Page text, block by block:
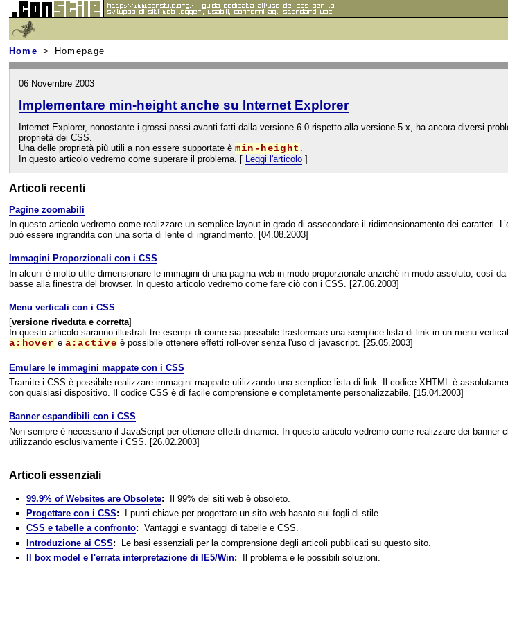
Home > Homepage
06 Novembre 2003
Implementare min-height anche su Internet Explorer
Internet Explorer, nonostante i grossi passi avanti fatti dalla versione 6.0 rispetto alla versione 5.x, ha ancora diversi
proprietà dei CSS.
Una delle proprietà più utili a non essere supportate è min-height
In questo articolo vedremo come superare il problema. [ Leggi l'articolo]
Articoli recenti
Pagine zoomabili
In questo articolo vedremo come realizzare un semplice layout in grado di assecondare il ridimensionamento dei caratteri.
può essere ingrandita con una sorta di lente di ingrandimento. [04.08.2003]
Immagini Proporzionali con i CSS
In alcuni è molto utile dimensionare le immagini di una pagina web in modo proporzionale anziché in modo assoluto, così
basse alla finestra del browser. In questo articolo vedremo come fare ciò con i CSS. [27.06.2003]
Menu verticali con i CSS
[versione riveduta e corretta]
In questo articolo saranno illustrati tre esempi di come sia possibile trasformare una semplice lista di link in un menu
a:hover e a:active è possibile ottenere effetti roll-over senza l'uso di javascript. [25.05.2003]
Emulare le immagini mappate con i CSS
Tramite i CSS è possibile realizzare immagini mappate utilizzando una semplice lista di link. Il codice XHTML è
con qualsiasi dispositivo. Il codice CSS è di facile comprensione e completamente personalizzabile. [15.04.2003]
Banner espandibili con i CSS
Non sempre è necessario il JavaScript per ottenere effetti dinamici. In questo articolo vedremo come realizzare dei banner
utilizzando esclusivamente i CSS. [26.02.2003]
Articoli essenziali
99.9% of Websites are Obsolete:
Il 99% dei siti web è obsoleto.
Progettare con i CSS:
I punti chiave per progettare un sito web basato sui fogli di stile.
CSS e tabelle a confronto: Vantaggi e svantaggi di tabelle e CSS.
Introduzione ai CSS:
Le basi essenziali per la comprensione degli articoli pubblicati su questo sito.
Il box model e l'errata interpretazione di IE5/Win: Il problema e le possibili soluzioni.